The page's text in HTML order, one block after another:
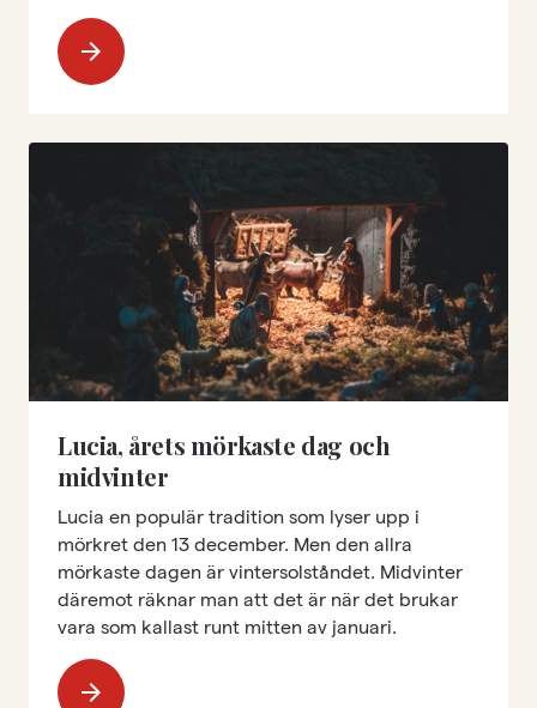
arrow_forward
Lucia, årets mörkaste dag och
midvinter
Lucia en populär tradition som lyser upp i
mörkret den 13 december. Men den allra
mörkaste dagen är vintersolståndet. Midvinter
däremot räknar man att det är när det brukar
vara som kallast runt mitten av januari.
arrow_forward